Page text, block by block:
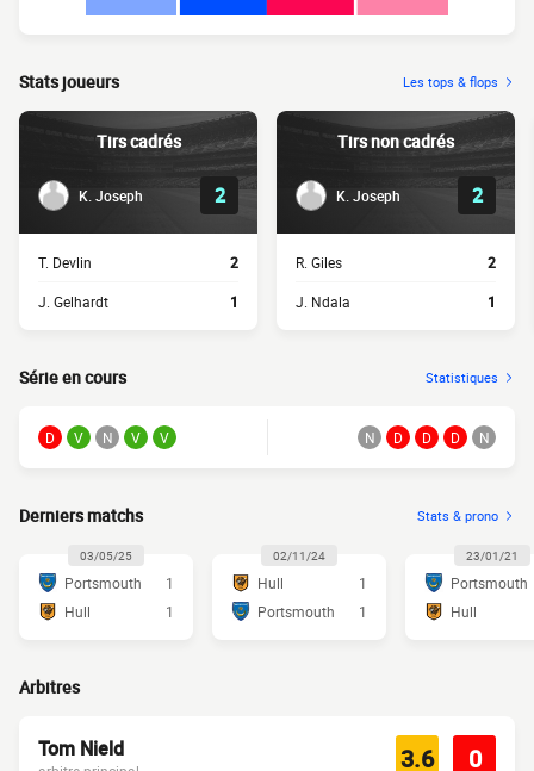
Stats joueurs Les tops & flops
Tirs cadrés
K. Joseph 2
T. Devlin 2
J. Gelhardt 1
Tirs non cadrés
K. Joseph 2
R. Giles 2
J. Ndala 1
Série en cours Statistiques
D V N V V N D D D N
Derniers matchs Stats & prono
03/05/25
Portsmouth
1
Hull
1
02/11/24
Hull
1
Portsmouth
1
23/01/21
Portsmouth
Hull
Arbitres
Tom Nield 3.6 0